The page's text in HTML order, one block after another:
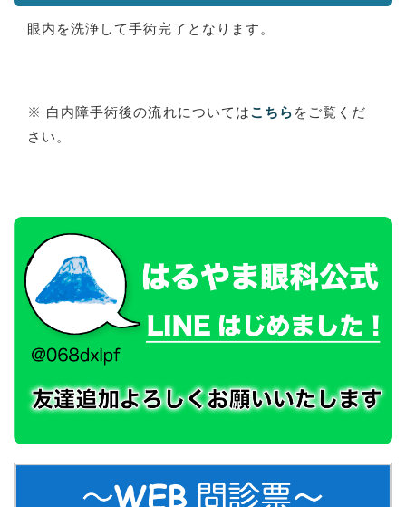
眼内を洗浄して手術完了となります。
※ 白内障手術後の流れについてはこちら をご覧くだ
さい。